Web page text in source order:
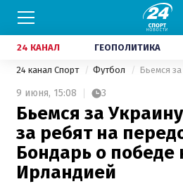
24 КАНАЛ ГЕОПОЛИТИКА
24 канал Спорт Футбол
9 июня, 15:08 3
Бьемся за
за ребят на
Бондарь о победе
Ирландией